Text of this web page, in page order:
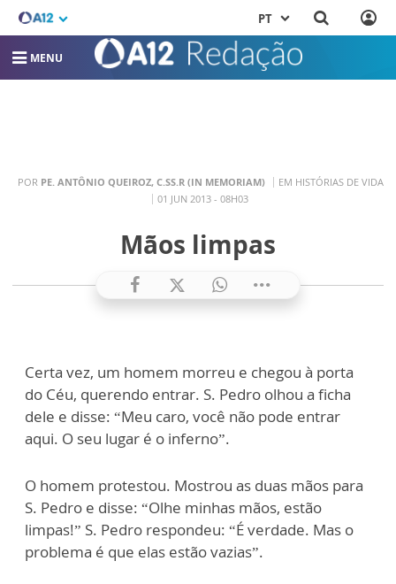
PT
MENU
POR PE. ANTÔNIO QUEIROZ, C.SS.R (IN MEMORIAM)
EM HISTÓRIAS DE VIDA
01 JUN 2013 - 08H03
Mãos limpas
Certa vez, um homem morreu e chegou à porta
do Céu, querendo entrar. S. Pedro olhou a ficha
dele e disse: “Meu caro, você não pode entrar
aqui. O seu lugar é o inferno”.
O homem protestou. Mostrou as duas mãos para
S. Pedro e disse: “Olhe minhas mãos, estão
limpas!” S. Pedro respondeu: “É verdade. Mas o
problema é que elas estão vazias”.